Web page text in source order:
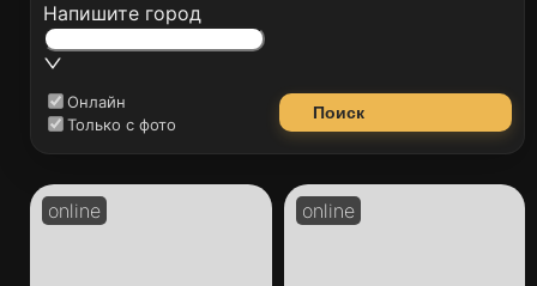
Напишите город
Онлайн
Только с фото
Поиск